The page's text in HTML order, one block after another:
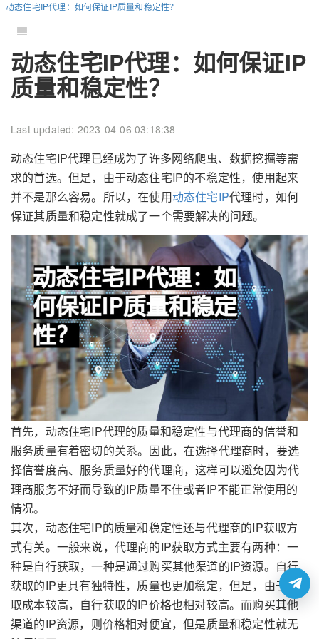
动态住宅IP代理：如何保证IP质量和稳定性？
动态住宅IP代理：如何保证IP
质量和稳定性？
Last updated: 2023-04-06 03:18:38
动态住宅IP代理已经成为了许多网络爬虫、数据挖掘等需
求的首选。但是，由于动态住宅IP的不稳定性，使用起来
并不是那么容易。所以，在使用动态住宅IP代理时，如何
保证其质量和稳定性就成了一个需要解决的问题。
首先，动态住宅IP代理的质量和稳定性与代理商的信誉和
服务质量有着密切的关系。因此，在选择代理商时，要选
择信誉度高、服务质量好的代理商，这样可以避免因为代
理商服务不好而导致的IP质量不佳或者IP不能正常使用的
情况。
其次，动态住宅IP的质量和稳定性还与代理商的IP获取方
式有关。一般来说，代理商的IP获取方式主要有两种：一
种是自行获取，一种是通过购买其他渠道的IP资源。自行
获取的IP更具有独特性，质量也更加稳定，但是，由于获
取成本较高，自行获取的IP价格也相对较高。而购买其他
渠道的IP资源，则价格相对便宜，但是质量和稳定性就无